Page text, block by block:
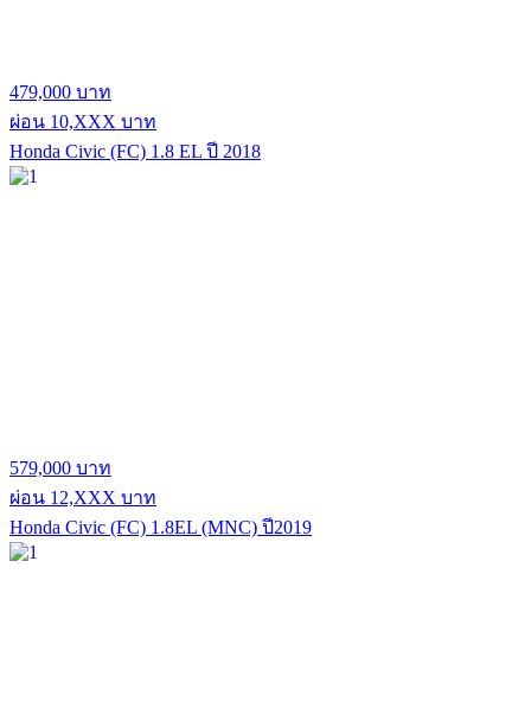
479,000 บาท
ผ่อน 10,XXX บาท
Honda Civic (FC) 1.8 EL ปี 2018
579,000 บาท
ผ่อน 12,XXX บาท
Honda Civic (FC) 1.8EL (MNC) ปี2019